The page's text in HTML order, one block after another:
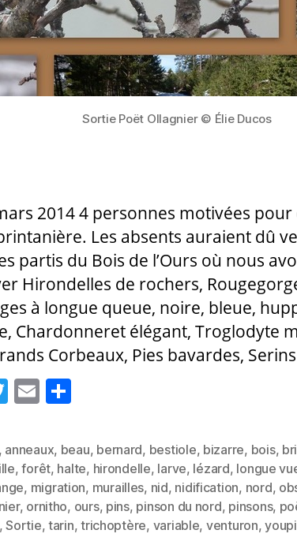
Sortie Poët Ollagnier © Élie Ducos
2014 4 personnes motivées
Les absents auraient dû
partis du Bois de l’Ours où nous
Hirondelles de rochers,
à longue queue, noire, bleue,
Chardonneret élégant, Troglodyte
Corbeaux, Pies bavardes,
T
itt
er
E
ai
l
rt
a
g
er
, anneaux, beau, bernard, bestiole, bizarre, bois,
,forêt, halte, hirondelle, larve, lézard, longue
, migration, murailles, nid, nidification, nord,
, ornitho, ours, pins, pinson du nord, pinsons,
,Sortie, tarin,trichoptère, variable, venturon,youpi